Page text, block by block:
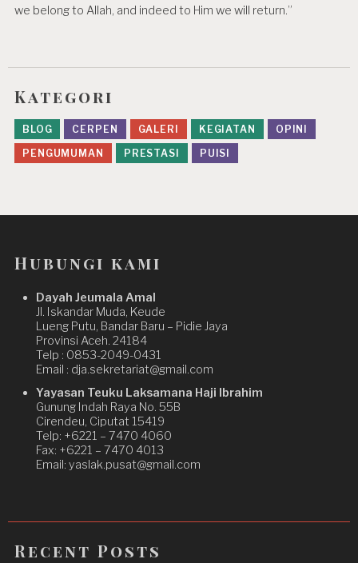
we belong to Allah, and indeed to Him we will return.”
Kategori
BLOG CERPEN GALERI KEGIATAN
OPINI
PENGUMUMAN
PRESTASI PUISI
Hubungi kami
Dayah Jeumala Amal
Jl. Iskandar Muda, Keude
Lueng Putu, Bandar Baru – Pidie Jaya
Provinsi Aceh. 24184
Telp : 0853-2049-0431
Email : dja.sekretariat@gmail.com
Yayasan Teuku Laksamana Haji Ibrahim
Gunung Indah Raya No. 55B
Cirendeu, Ciputat 15419
Telp: +6221 – 7470 4060
Fax: +6221 – 7470 4013
Email: yaslak.pusat@gmail.com
Recent Posts